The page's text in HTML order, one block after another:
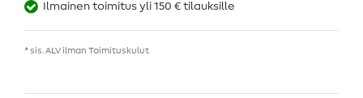
Ilmainen toimitus yli 150 € tilauksille
* sis. ALV ilman Toimituskulut